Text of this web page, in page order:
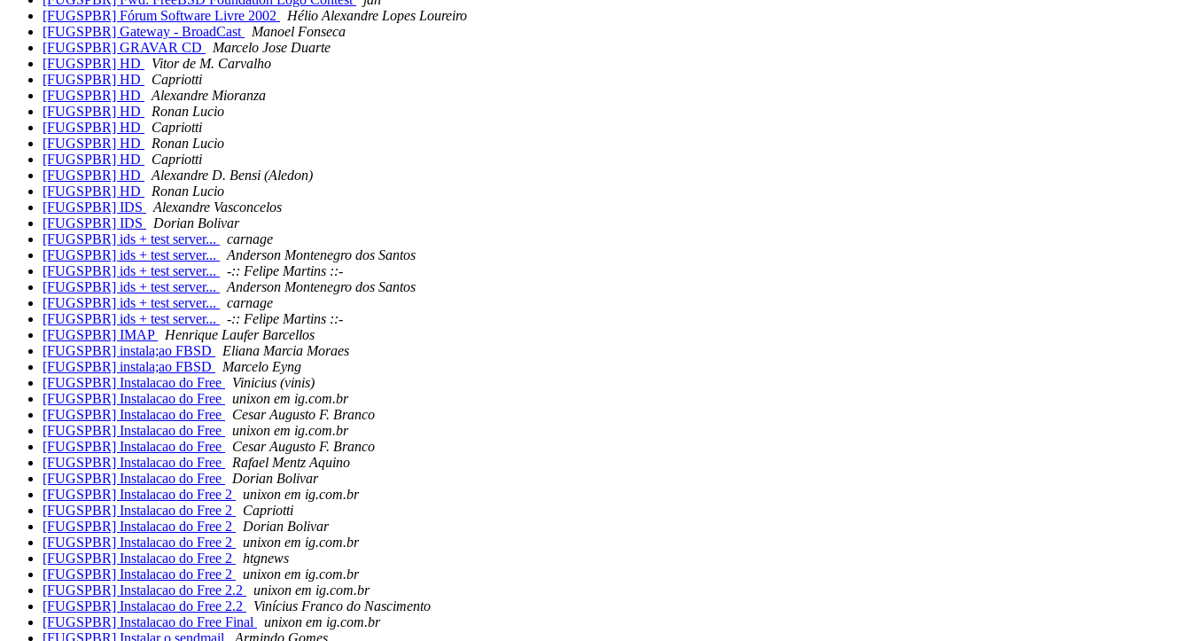
[FUGSPBR] Fórum Software Livre 2002
Hélio Alexandre Lopes Loureiro
[FUGSPBR] Gateway - BroadCast
Manoel Fonseca
[FUGSPBR] GRAVAR CD
Marcelo Jose Duarte
[FUGSPBR] HD
Vitor de M. Carvalho
[FUGSPBR] HD
Capriotti
[FUGSPBR] HD
Alexandre Mioranza
[FUGSPBR] HD
Ronan Lucio
[FUGSPBR] HD
Capriotti
[FUGSPBR] HD
Ronan Lucio
[FUGSPBR] HD
Capriotti
[FUGSPBR] HD
Alexandre D. Bensi (Aledon)
[FUGSPBR] HD
Ronan Lucio
[FUGSPBR] IDS
Alexandre Vasconcelos
[FUGSPBR] IDS
Dorian Bolivar
[FUGSPBR] ids + test server...
carnage
[FUGSPBR] ids + test server...
Anderson Montenegro dos Santos
[FUGSPBR] ids + test server...
-:: Felipe Martins ::-
[FUGSPBR] ids + test server...
Anderson Montenegro dos Santos
[FUGSPBR] ids + test server...
carnage
[FUGSPBR] ids + test server...
-:: Felipe Martins ::-
[FUGSPBR] IMAP
Henrique Laufer Barcellos
[FUGSPBR] instala;ao FBSD
Eliana Marcia Moraes
[FUGSPBR] instala;ao FBSD
Marcelo Eyng
[FUGSPBR] Instalacao do Free
Vinicius (vinis)
[FUGSPBR] Instalacao do Free
unixon em ig.com.br
[FUGSPBR] Instalacao do Free
Cesar Augusto F. Branco
[FUGSPBR] Instalacao do Free
unixon em ig.com.br
[FUGSPBR] Instalacao do Free
Cesar Augusto F. Branco
[FUGSPBR] Instalacao do Free
Rafael Mentz Aquino
[FUGSPBR] Instalacao do Free
Dorian Bolivar
[FUGSPBR] Instalacao do Free 2
unixon em ig.com.br
[FUGSPBR] Instalacao do Free 2
Capriotti
[FUGSPBR] Instalacao do Free 2
Dorian Bolivar
[FUGSPBR] Instalacao do Free 2
unixon em ig.com.br
[FUGSPBR] Instalacao do Free 2
htgnews
[FUGSPBR] Instalacao do Free 2
unixon em ig.com.br
[FUGSPBR] Instalacao do Free 2.2
unixon em ig.com.br
[FUGSPBR] Instalacao do Free 2.2
Vinícius Franco do Nascimento
[FUGSPBR] Instalacao do Free Final
unixon em ig.com.br